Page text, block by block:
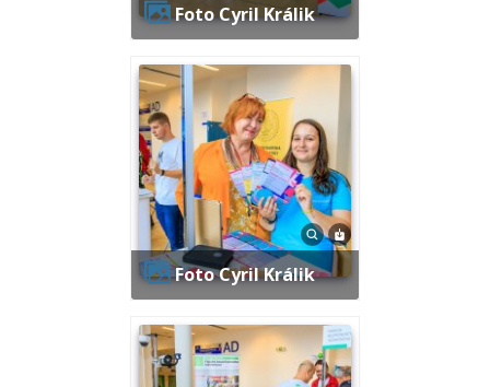
Foto Cyril Králik
Foto Cyril Králik